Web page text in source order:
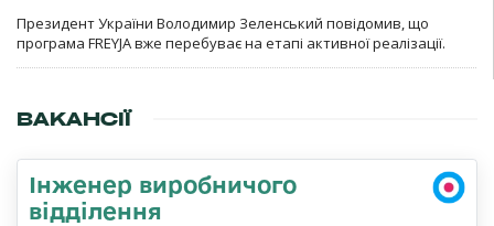
Президент України Володимир Зеленський повідомив, що
програма FREYJA вже перебуває на етапі активної реалізації.
ВАКАНСІЇ
Інженер виробничого
відділення